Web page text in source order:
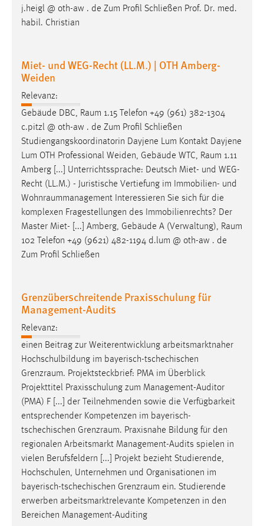
j.heigl @ oth-aw . de Zum Profil Schließen Prof. Dr. med.
habil. Christian
Miet- und WEG-Recht (LL.M.) | OTH Amberg-
Weiden
Relevanz:
Gebäude DBC, Raum 1.15 Telefon +49 (961) 382-1304
c.pitzl @ oth-aw . de Zum Profil Schließen
Studiengangskoordinatorin Dayjene Lum Kontakt Dayjene
Lum OTH Professional Weiden, Gebäude WTC, Raum 1.11
Amberg [...] Unterrichtssprache: Deutsch Miet- und WEG-
Recht (LL.M.) - Juristische Vertiefung im Immobilien- und
Wohnraummanagement Interessieren Sie sich für die
komplexen Fragestellungen des Immobilienrechts? Der
Master Miet- [...] Amberg, Gebäude A (Verwaltung), Raum
102 Telefon +49 (9621) 482-1194 d.lum @ oth-aw . de
Zum Profil Schließen
Grenzüberschreitende Praxisschulung für
Management-Audits
Relevanz:
einen Beitrag zur Weiterentwicklung arbeitsmarktnaher
Hochschulbildung im bayerisch-tschechischen
Grenzraum. Projektsteckbrief: PMA im Überblick
Projekttitel Praxisschulung zum Management-Auditor
(PMA) F [...] der Teilnehmenden sowie die Verfügbarkeit
entsprechender Kompetenzen im bayerisch-
tschechischen Grenzraum. Praxisnahe Bildung für den
regionalen Arbeitsmarkt Management-Audits spielen in
vielen Berufsfeldern [...] Projekt bezieht Studierende,
Hochschulen, Unternehmen und Organisationen im
bayerisch-tschechischen Grenzraum ein. Studierende
erwerben arbeitsmarktrelevante Kompetenzen in den
Bereichen Management-Auditing